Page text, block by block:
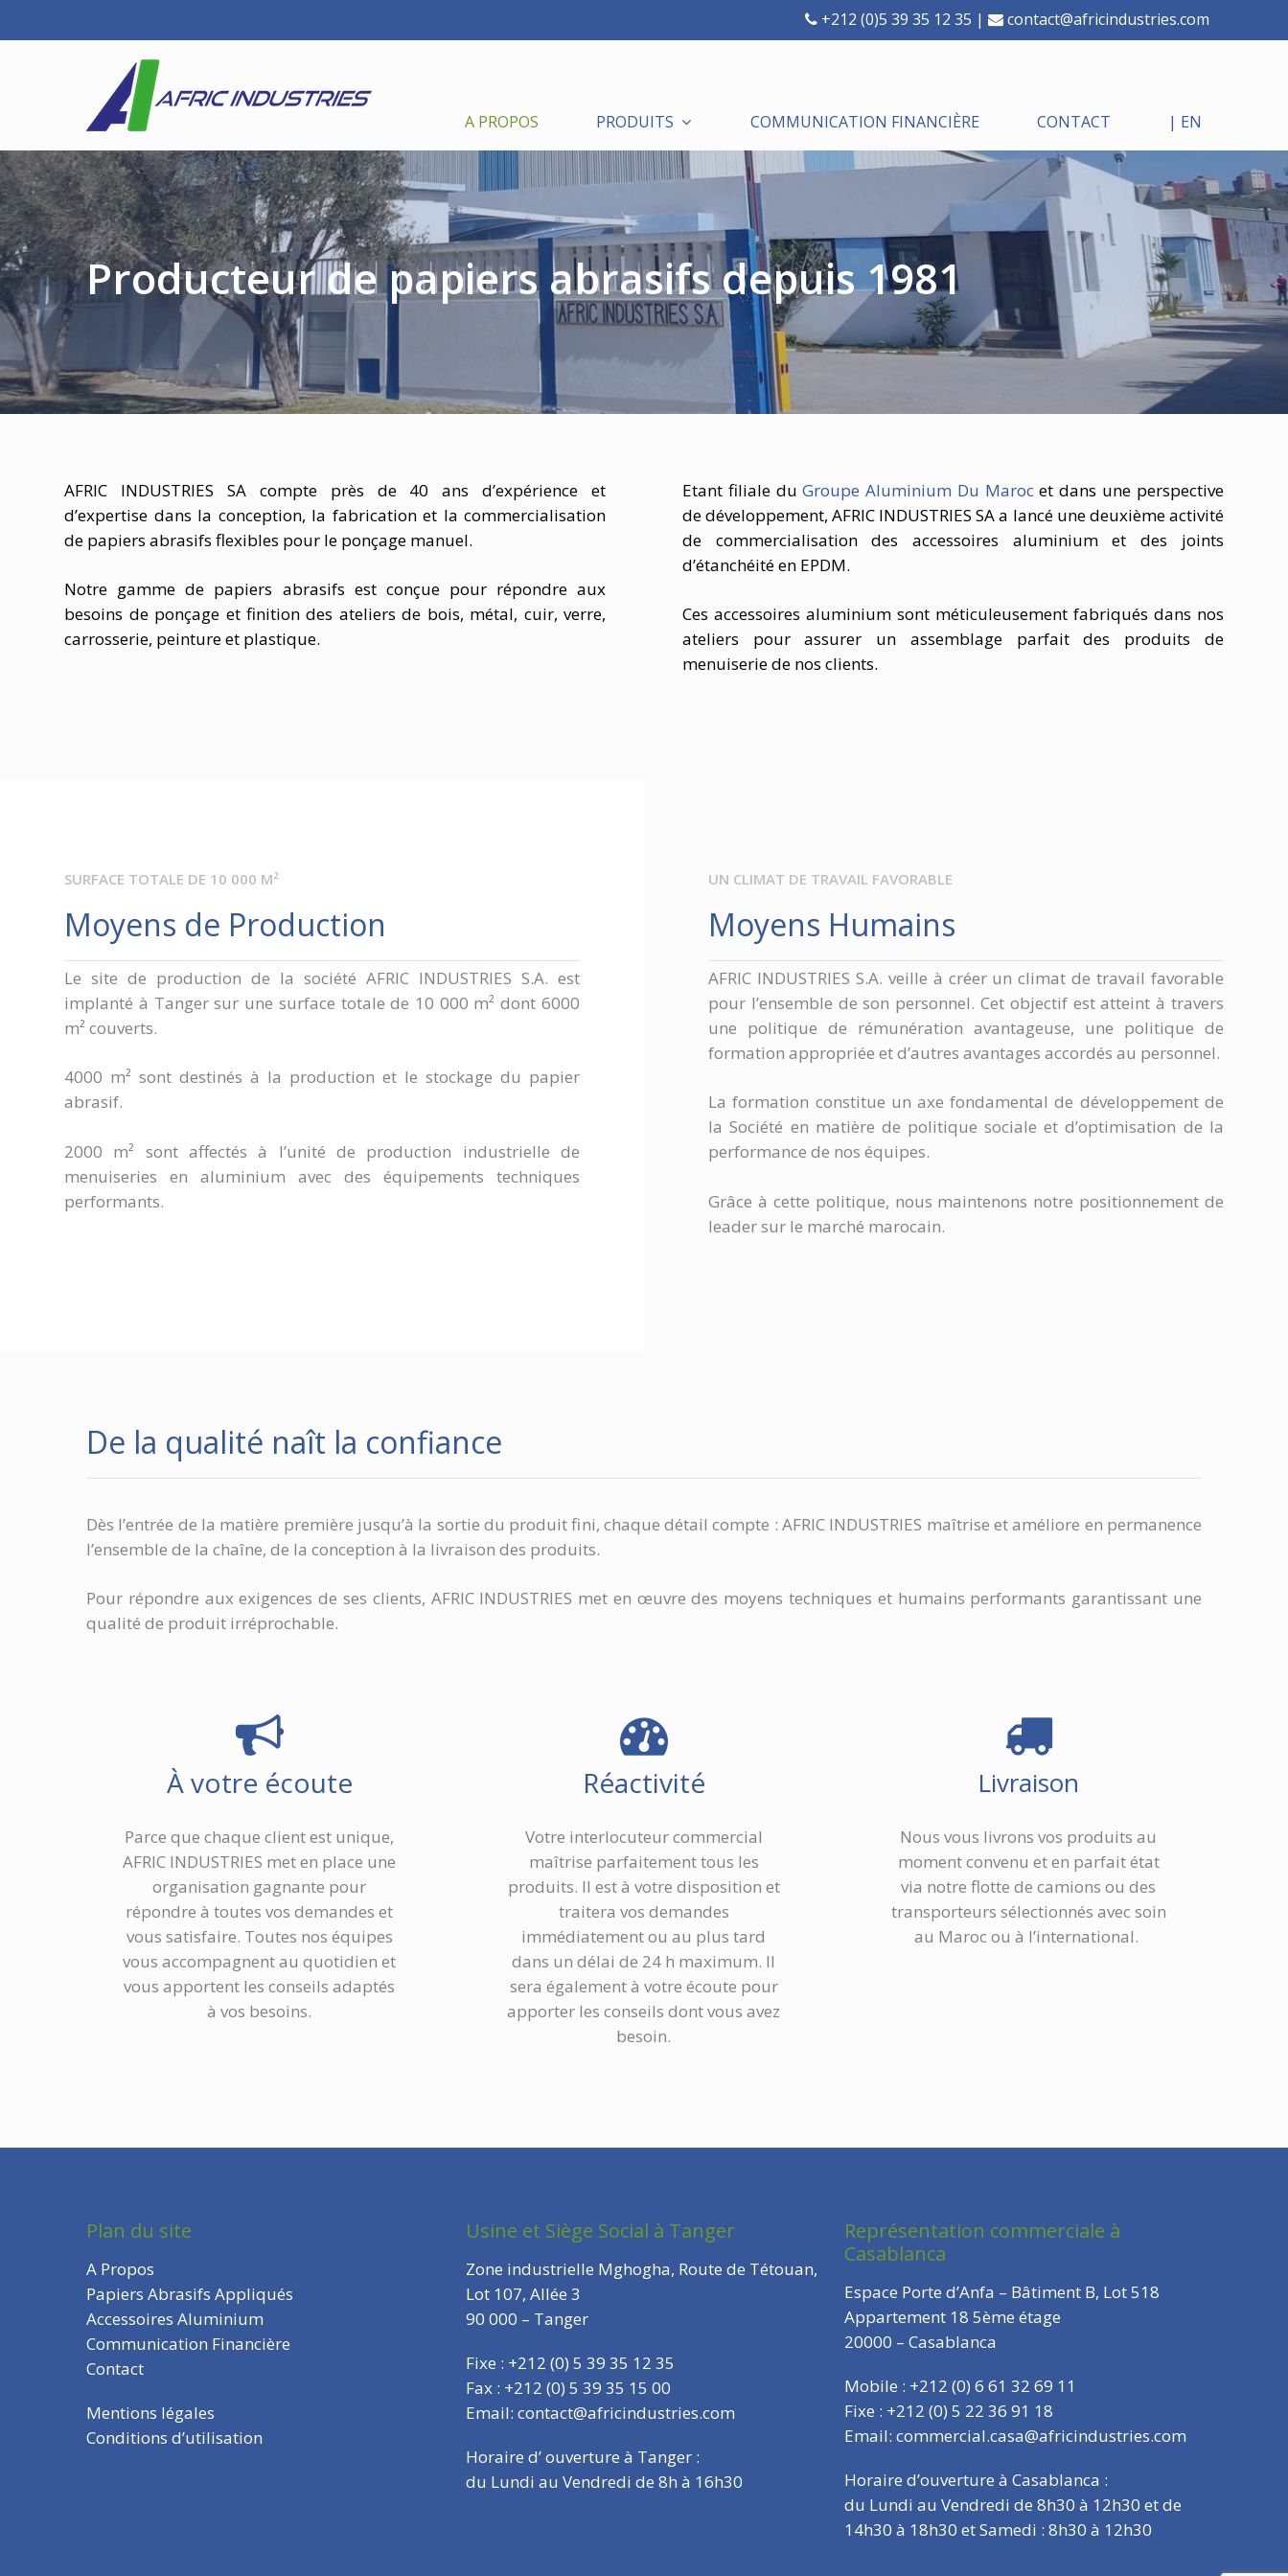
+212 (0)5 39 35 12 35 | contact@africindustries.com
A PROPOS PRODUITS COMMUNICATION FINANCIÈRE CONTACT | EN
Producteur de papiers abrasifs depuis 1981
AFRIC INDUSTRIES SA compte près de 40 ans d’expérience et
d’expertise dans la conception, la fabrication et la commercialisation
de papiers abrasifs flexibles pour le ponçage manuel.
Notre gamme de papiers abrasifs est conçue pour répondre aux
besoins de ponçage et finition des ateliers de bois, métal, cuir, verre,
carrosserie, peinture et plastique.
Etant filiale duGroupe Aluminium Du Marocet dans une perspective
de développement, AFRIC INDUSTRIES SA a lancé une deuxième activité
de commercialisation des accessoires aluminium et des joints
d’étanchéité en EPDM.
Ces accessoires aluminium sont méticuleusement fabriqués dans nos
ateliers pour assurer un assemblage parfait des produits de
menuiserie de nos clients.
SURFACE TOTALE DE 10 000 M²
Moyens de Production
Le site de production de la société AFRIC INDUSTRIES S.A. est
implanté à Tanger sur une surface totale de 10 000 m² dont 6000
m² couverts.
4000 m² sont destinés à la production et le stockage du papier
abrasif.
2000 m² sont affectés à l’unité de production industrielle de
menuiseries en aluminium avec des équipements techniques
performants.
UN CLIMAT DE TRAVAIL FAVORABLE
Moyens Humains
AFRIC INDUSTRIES S.A. veille à créer un climat de travail favorable
pour l’ensemble de son personnel. Cet objectif est atteint à travers
une politique de rémunération avantageuse, une politique de
formation appropriée et d’autres avantages accordés au personnel.
La formation constitue un axe fondamental de développement de
la Société en matière de politique sociale et d’optimisation de la
performance de nos équipes.
Grâce à cette politique, nous maintenons notre positionnement de
leader sur le marché marocain.
De la qualité naît la confiance
Dès l’entrée de la matière première jusqu’à la sortie du produit fini, chaque détail compte : AFRIC INDUSTRIES maîtrise et améliore en permanence
l’ensemble de la chaîne, de la conception à la livraison des produits.
Pour répondre aux exigences de ses clients, AFRIC INDUSTRIES met en œuvre des moyens techniques et humains performants garantissant une
qualité de produit irréprochable.
À votre écoute
Parce que chaque client est unique,
AFRIC INDUSTRIES met en place une
organisation gagnante pour
répondre à toutes vos demandes et
vous satisfaire. Toutes nos équipes
vous accompagnent au quotidien et
vous apportent les conseils adaptés
à vos besoins.
Réactivité
Votre interlocuteur commercial
maîtrise parfaitement tous les
produits. Il est à votre disposition et
traitera vos demandes
immédiatement ou au plus tard
dans un délai de 24 h maximum. Il
sera également à votre écoute pour
apporter les conseils dont vous avez
besoin.
Livraison
Nous vous livrons vos produits au
moment convenu et en parfait état
via notre flotte de camions ou des
transporteurs sélectionnés avec soin
au Maroc ou à l’international.
Plan du site
A Propos
Papiers Abrasifs Appliqués
Accessoires Aluminium
Communication Financière
Contact
Mentions légales
Conditions d’utilisation
Usine et Siège Social à Tanger
Zone industrielle Mghogha, Route de Tétouan,
Lot 107, Allée 3
90 000 – Tanger
Fixe : +212 (0) 5 39 35 12 35
Fax : +212 (0) 5 39 35 15 00
Email: contact@africindustries.com
Horaire d’ ouverture à Tanger :
du Lundi au Vendredi de 8h à 16h30
Représentation commerciale à
Casablanca
Espace Porte d’Anfa – Bâtiment B, Lot 518
Appartement 18 5ème étage
20000 – Casablanca
Mobile : +212 (0) 6 61 32 69 11
Fixe : +212 (0) 5 22 36 91 18
Email: commercial.casa@africindustries.com
Horaire d’ouverture à Casablanca :
du Lundi au Vendredi de 8h30 à 12h30 et de
14h30 à 18h30 et Samedi : 8h30 à 12h30